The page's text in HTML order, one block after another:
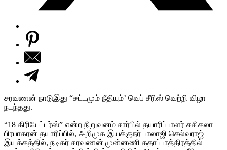
சரவணன் நாடுஇது “சட்டமும் நீதியும்’ வெப் சீரிஸ் வெற்றி விழா
நடந்தது.
“18 கிரியேட்டர்ஸ்” என்ற நிறுவனம் சார்பில் தயாரிப்பாளர் சசிகலா
பிரபாகரன் தயாரிப்பில், அறிமுக இயக்குநர் பாலாஜி செல்வராஜ்
இயக்கத்தில், நடிகர் சரவணன் முன்னணி கதாப்பாத்திரத்தில்